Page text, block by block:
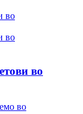
во